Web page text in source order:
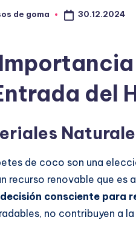
de goma 30.12.2024
del
de coco son una
recurso renovable que es
decisión consciente para
no contribuyen a